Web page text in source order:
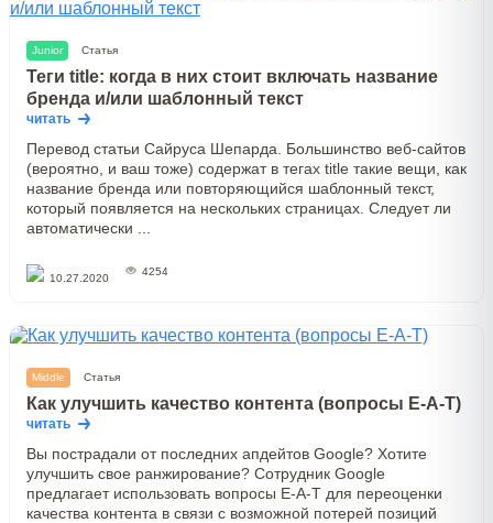
Junior Статья
Теги title: когда в них стоит включать название
бренда и/или шаблонный текст
читать
Перевод статьи Сайруса Шепарда. Большинство веб-сайтов
(вероятно, и ваш тоже) содержат в тегах title такие вещи, как
название бренда или повторяющийся шаблонный текст,
который появляется на нескольких страницах. Следует ли
автоматически ...
10.27.2020
4254
Middle Статья
Как улучшить качество контента (вопросы E-A-T)
читать
Вы пострадали от последних апдейтов Google? Хотите
улучшить свое ранжирование? Сотрудник Google
предлагает использовать вопросы E-A-T для переоценки
качества контента в связи с возможной потерей позиций